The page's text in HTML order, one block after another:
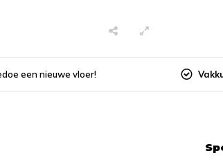
een nieuwe vloer!